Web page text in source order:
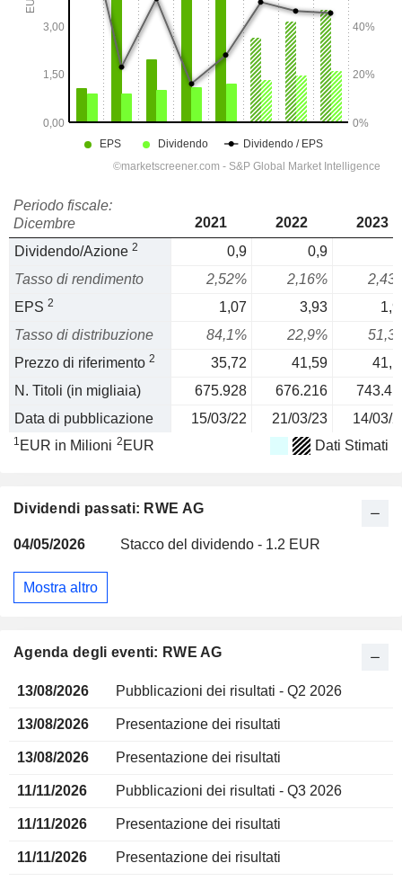
Periodo fiscale:
Dicembre
2021 2022
2023
Dividendo/Azione 2 0,9 0,9
Tasso di rendimento
2,52% 2,16%
EPS 2 1,07 3,93
Tasso di distribuzione
84,1% 22,9%
Prezzo di riferimento 2 35,72 41,59
N. Titoli (in migliaia)
675.928 676.216
Data di pubblicazione
15/03/22 21/03/23 14/03/
1 EUR in Milioni 2 EUR Dati Stimati
Dividendi passati: RWE AG
04/05/2026 Stacco del dividendo - 1.2 EUR
Mostra altro
Agenda degli eventi: RWE AG
13/08/2026 Pubblicazioni dei risultati - Q2 2026
13/08/2026 Presentazione dei risultati
13/08/2026 Presentazione dei risultati
11/11/2026 Pubblicazioni dei risultati - Q3 2026
11/11/2026 Presentazione dei risultati
11/11/2026 Presentazione dei risultati